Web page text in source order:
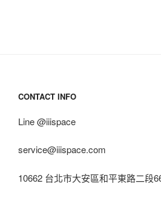
CONTACT INFO
Line @iiispace
service@iiispace.com
10662 台北市大安區和平東路二段